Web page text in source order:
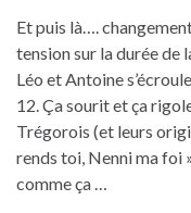
Et puis là….
tension sur la durée de
Léo et Antoine
12. Ça sourit et ça
Trégorois (et leurs
rends toi, Nenni ma foi
comme ça …